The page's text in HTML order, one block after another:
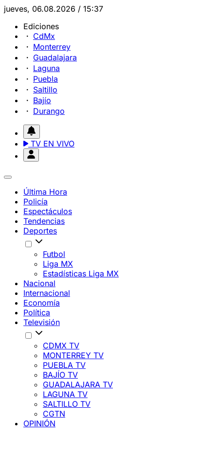
jueves, 06.08.2026 / 15:37
Ediciones
CdMx
Monterrey
Guadalajara
Laguna
Puebla
Saltillo
Bajío
Durango
TV EN VIVO
Última Hora
Policía
Espectáculos
Tendencias
Deportes
Futbol
Liga MX
Estadísticas Liga MX
Nacional
Internacional
Economía
Política
Televisión
CDMX TV
MONTERREY TV
PUEBLA TV
BAJÍO TV
GUADALAJARA TV
LAGUNA TV
SALTILLO TV
CGTN
OPINIÓN